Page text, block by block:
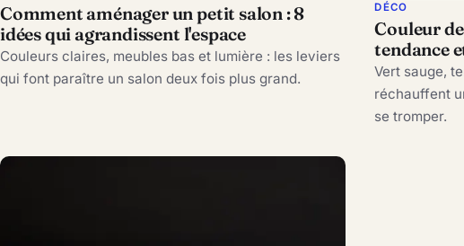
Comment aménager un petit salon : 8
idées qui agrandissent l'espace
Couleurs claires, meubles bas et lumière : les leviers
qui font paraître un salon deux fois plus grand.
DÉCO
Couleur
tendance
Vert sauge,
réchauffent
se tromper.